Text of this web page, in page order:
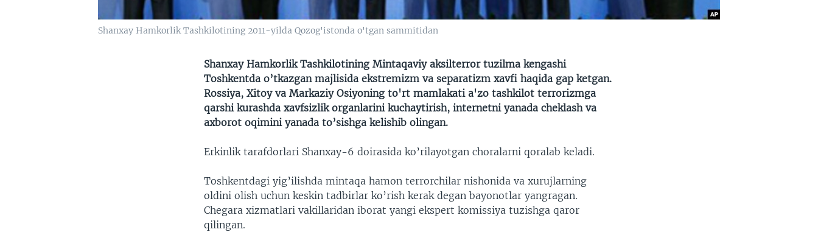
Shanxay Hamkorlik Tashkilotining 2011-yilda Qozog'istonda o'tgan sammitidan
Shanxay Hamkorlik Tashkilotining Mintaqaviy aksilterror tuzilma kengashi
Toshkentda o’tkazgan majlisida ekstremizm va separatizm xavfi haqida gap ketgan.
Rossiya, Xitoy va Markaziy Osiyoning to'rt mamlakati a'zo tashkilot terrorizmga
qarshi kurashda xavfsizlik organlarini kuchaytirish, internetni yanada cheklash va
axborot oqimini yanada to’sishga kelishib olingan.
Erkinlik tarafdorlari Shanxay-6 doirasida ko’rilayotgan choralarni qoralab keladi.
Toshkentdagi yig’ilishda mintaqa hamon terrorchilar nishonida va xurujlarning
oldini olish uchun keskin tadbirlar ko’rish kerak degan bayonotlar yangragan.
Chegara xizmatlari vakillaridan iborat yangi ekspert komissiya tuzishga qaror
qilingan.